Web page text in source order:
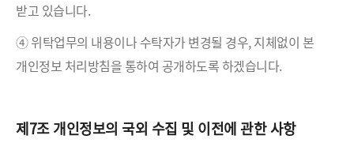
받고 있습니다.
④ 위탁업무의 내용이나 수탁자가 변경될 경우, 지체없이 본
개인정보 처리방침을 통하여 공개하도록 하겠습니다.
제7조 개인정보의 국외 수집 및 이전에 관한 사항